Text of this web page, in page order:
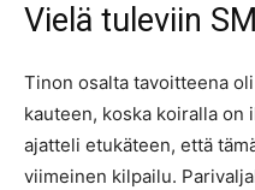
Vielä tuleviin
Tinon osalta tavoitteena
kauteen, koska koiralla on
ajatteli etukäteen, että
viimeinen kilpailu.